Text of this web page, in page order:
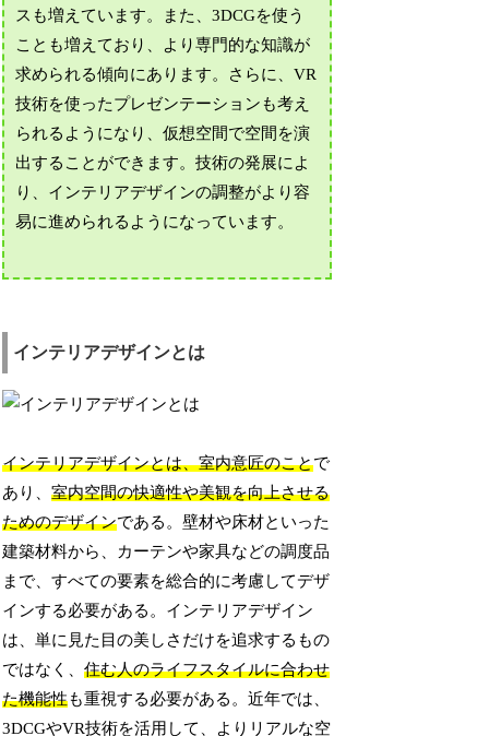
スも増えています。また、3DCGを使う
ことも増えており、より専門的な知識が
求められる傾向にあります。さらに、VR
技術を使ったプレゼンテーションも考え
られるようになり、仮想空間で空間を演
出することができます。技術の発展によ
り、インテリアデザインの調整がより容
易に進められるようになっています。
インテリアデザインとは
インテリアデザインとは、室内意匠のことで
あり、室内空間の快適性や美観を向上させる
ためのデザインである。壁材や床材といった
建築材料から、カーテンや家具などの調度品
まで、すべての要素を総合的に考慮してデザ
インする必要がある。インテリアデザイン
は、単に見た目の美しさだけを追求するもの
ではなく、住む人のライフスタイルに合わせ
た機能性も重視する必要がある。近年では、
3DCGやVR技術を活用して、よりリアルな空